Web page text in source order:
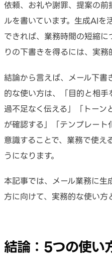
依頼、お礼や謝罪、提案の前
ルを書いています。生成AIを
できれば、業務時間の短縮に
りの下書きを得るには、実務
結論から言えば、メール下書
的な使い方は、「目的と相手
過不足なく伝える」「トーン
が確認する」「テンプレート
意識することで、業務で使え
うになります。
本記事では、メール業務に生
方に向けて、実務的な使い方
結論：5つの使い